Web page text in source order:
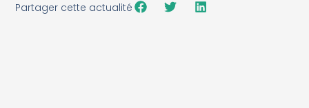
Partager cette actualité